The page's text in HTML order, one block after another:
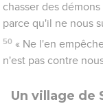
chasser des
parce qu'il ne nous
50 « Ne l'en
n'est pas contre
Un village de